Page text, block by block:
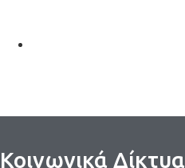
Κοινωνικά Δίκτυα